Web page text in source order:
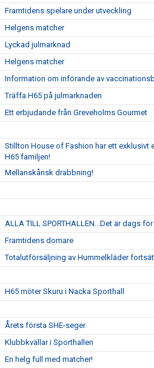
Framtidens spelare under utveckling
Helgens matcher
Lyckad julmarknad
Helgens matcher
Information om införande av
Träffa H65 på julmarknaden
Ett erbjudande från Greveholms Gourmet
Stillton House of Fashion har ett exklusivt
H65 familjen!
Mellanskånsk drabbning!
ALLA TILL SPORTHALLEN...Det är dags för
Framtidens domare
Totalutförsäljning av Hummelkläder
H65 möter Skuru i Nacka Sporthall
Årets första SHE-seger
Klubbkvällar i Sporthallen
En helg full med matcher!